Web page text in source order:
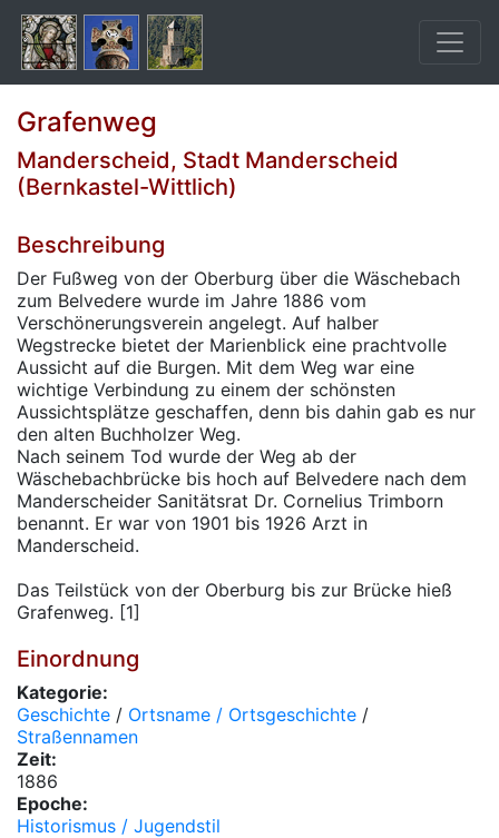
Grafenweg
Manderscheid, Stadt Manderscheid
(Bernkastel-Wittlich)
Beschreibung
Der Fußweg von der Oberburg über die Wäschebach
zum Belvedere wurde im Jahre 1886 vom
Verschönerungsverein angelegt. Auf halber
Wegstrecke bietet der Marienblick eine prachtvolle
Aussicht auf die Burgen. Mit dem Weg war eine
wichtige Verbindung zu einem der schönsten
Aussichtsplätze geschaffen, denn bis dahin gab es nur
den alten Buchholzer Weg.
Nach seinem Tod wurde der Weg ab der
Wäschebachbrücke bis hoch auf Belvedere nach dem
Manderscheider Sanitätsrat Dr. Cornelius Trimborn
benannt. Er war von 1901 bis 1926 Arzt in
Manderscheid.
Das Teilstück von der Oberburg bis zur Brücke hieß
Grafenweg. [1]
Einordnung
Kategorie:
Geschichte / Ortsname / Ortsgeschichte /
Straßennamen
Zeit:
1886
Epoche:
Historismus / Jugendstil